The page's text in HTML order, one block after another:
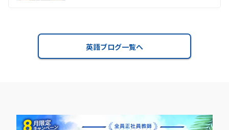
英語ブログ一覧へ